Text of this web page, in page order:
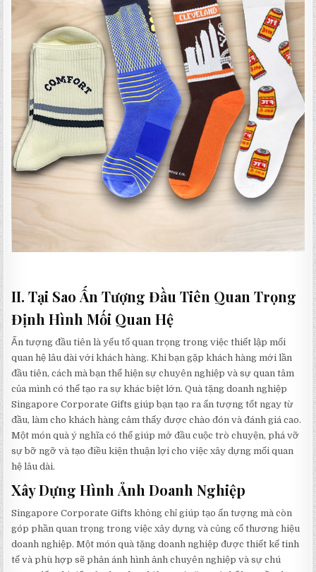
II. Tại Sao Ấn Tượng Đầu Tiên Quan Trọng
Định Hình Mối Quan Hệ
Ấn tượng đầu tiên là yếu tố quan trọng trong việc thiết lập mối
quan hệ lâu dài với khách hàng. Khi bạn gặp khách hàng mới lần
đầu tiên, cách mà bạn thể hiện sự chuyên nghiệp và sự quan tâm
của mình có thể tạo ra sự khác biệt lớn. Quà tặng doanh nghiệp
Singapore Corporate Gifts giúp bạn tạo ra ấn tượng tốt ngay từ
đầu, làm cho khách hàng cảm thấy được chào đón và đánh giá cao.
Một món quà ý nghĩa có thể giúp mở đầu cuộc trò chuyện, phá vỡ
sự bỡ ngỡ và tạo điều kiện thuận lợi cho việc xây dựng mối quan
hệ lâu dài.
Xây Dựng Hình Ảnh Doanh Nghiệp
Singapore Corporate Gifts không chỉ giúp tạo ấn tượng mà còn
góp phần quan trọng trong việc xây dựng và củng cố thương hiệu
doanh nghiệp. Một món quà tặng doanh nghiệp được thiết kế tinh
tế và phù hợp sẽ phản ánh hình ảnh chuyên nghiệp và sự chú